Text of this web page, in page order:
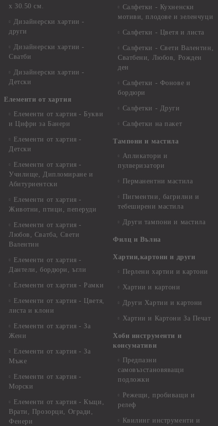
x 30.50 см.
Дизайнерски хартии -
други
Дизайнерски хартии -
Сватби
Дизайнерски хартии -
Детски
Елементи от хартия
Елементи от хартия - Букви
и Цифри за Банери
Елементи от хартия -
Детски
Елементи от хартия -
Училище, Дипломиране и
Абитуриентски
Елементи от хартия -
Животни, птици, пеперуди
Елементи от хартия -
Любов, Сватба, Свети
Валентин
Елементи от хартия -
Дантели, бордюри, ъгли
Елементи от хартия - Рамки
Елементи от хартия - Цветя,
листа и клони
Елементи от хартия - За
Жени
Елементи от хартия - За
Мъже
Елементи от хартия -
Морски
Елементи от хартия - Къщи,
Врати, Прозорци, Огради,
Фенери
Салфетки - Кухненски
мотиви, плодове и зеленчуци
Салфетки - Цветя и листа
Салфетки - Свети Валентин,
Сватбени, Любов, Рожден
ден
Салфетки - Фонове и
бордюри
Салфетки - Други
Салфетки на пакет
Тампони и мастила
Апликатори и
пулверизатори
Перманентни мастила
Пигментни, багрилни и
тебеширени мастила
Други тампони и мастила
Филц и Вълна
Хартии,картони и други
Перлени хартии и картони
Хартии и картони
Други Хартии и картони
Хартии и Картони За Печат
Хоби инструменти и
консумативи
Предпазни
самовъзстановяващи
подложки
Режещи, пробиващи и
релеф
Квилинг инструменти и